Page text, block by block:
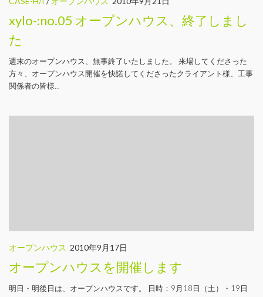
xylo-:no.05 オープンハウス、終了しまし
た
週末のオープンハウス、無事終了いたしました。 来場してくださった
方々、オープンハウス開催を快諾してくださったクライアント様、工事
関係者の皆様...
オープンハウス 2010年9月17日
オープンハウスを開催します
明日・明後日は、オープンハウスです。 日時：9月18日（土）・19日